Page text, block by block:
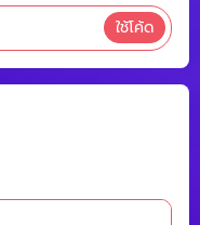
ใช้โค้ด